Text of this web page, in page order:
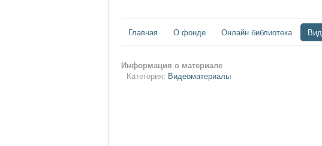
Главная О фонде Онлайн библиотека
Информация о материале
Категория: Видеоматериалы